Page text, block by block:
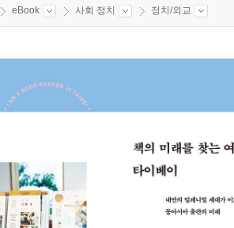
eBook 사회 정치 정치/외교